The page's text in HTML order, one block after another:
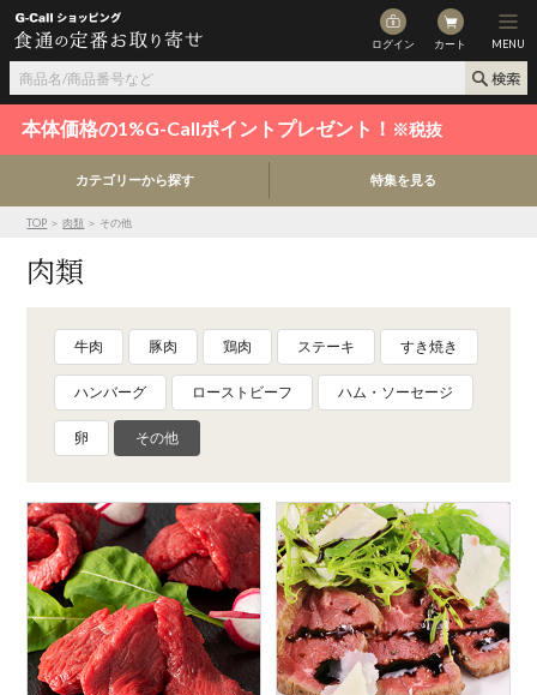
ログイン カート MENU
本体価格の1%G-Callポイントプレゼント！ ※税抜
カテゴリーから探す 特集を見る
TOP ＞肉類 ＞ その他
肉類
牛肉 豚肉 鶏肉 ステーキ すき焼き
ハンバーグ ローストビーフ ハム・ソーセージ
卵 その他